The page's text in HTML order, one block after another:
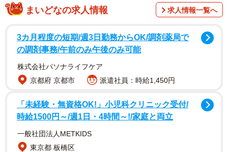
ました。
「翌日は台風の予報が出ていたため、ほおっておけず、保
護しました」
そのまま外にいれば命の危険もあったであろうしらすちゃ
ん。飼い主さんは家へ連れ帰ったあと、ケアをしながら
「里親さんを探さなければ」と考えていましたが、その心
境に少しずつ変化が訪れたといいます。
「あまりにもかわいらしくて…いつのまにか里親さんを探
まいどなの求人情報 求人情報一覧へ
3カ月程度の短期/週3日勤務からOK/調剤薬局で
の調剤事務/午前のみ午後のみ可能
株式会社パソナライフケア
京都府 京都市
派遣社員：時給1,450円
「未経験・無資格OK!」小児科クリニック受付/
時給1500円～/週1日・4時間～!/家庭と両立
一般社団法人METKIDS
東京都 板橋区